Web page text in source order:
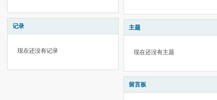
记录
现在还没有记录
主题
现在还没有主题
留言板